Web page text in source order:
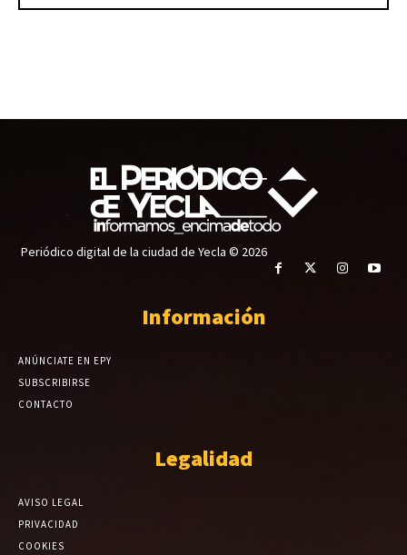
Periódico digital de la ciudad de Yecla © 2026
Información
ANÚNCIATE EN EPY
SUBSCRIBIRSE
CONTACTO
Legalidad
AVISO LEGAL
PRIVACIDAD
COOKIES